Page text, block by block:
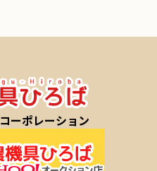
ーポレーション